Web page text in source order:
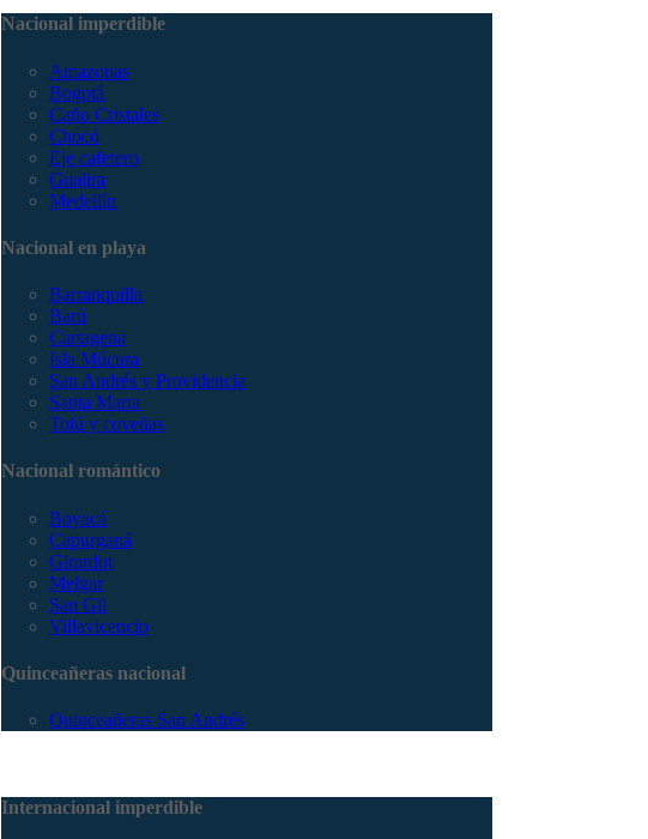
Nacional imperdible
Amazonas
Bogotá
Caño Cristales
Chocó
Eje cafetero
Guajira
Medellín
Nacional en playa
Barranquilla
Barú
Cartagena
Isla Múcura
San Andrés y Providencia
Santa Marta
Tolú y coveñas
Nacional romántico
Boyacá
Capurganá
Girardot
Melgar
San Gil
Villavicencio
Quinceañeras nacional
Quinceañeras San Andrés
Internacional imperdible